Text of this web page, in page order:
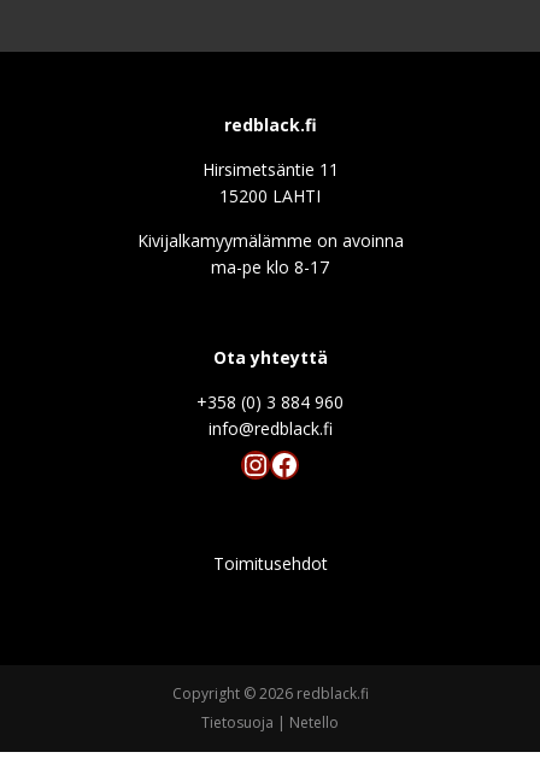
redblack.fi
Hirsimetsäntie 11
15200 LAHTI
Kivijalkamyymälämme on avoinna
ma-pe klo 8-17
Ota yhteyttä
+358 (0) 3 884 960
info@redblack.f
Instagram
Facebook
Toimitusehdot
Copyright © 2026 redblack.fi
Tietosuoja | Netello